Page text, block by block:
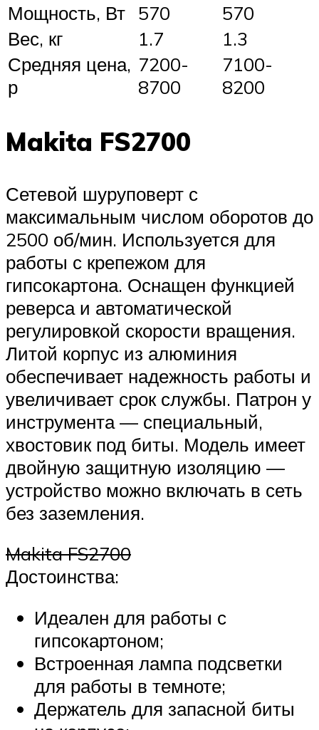
Мощность, Вт 570
570
Вес, кг
1.7
1.3
Средняя цена,
р
7200-
8700
7100-
8200
Makita FS2700
Сетевой шуруповерт с
максимальным числом оборотов до
2500 об/мин. Используется для
работы с крепежом для
гипсокартона. Оснащен функцией
реверса и автоматической
регулировкой скорости вращения.
Литой корпус из алюминия
обеспечивает надежность работы и
увеличивает срок службы. Патрон у
инструмента — специальный,
хвостовик под биты. Модель имеет
двойную защитную изоляцию —
устройство можно включать в сеть
без заземления.
Makita FS2700
Достоинства:
Идеален для работы с
гипсокартоном;
Встроенная лампа подсветки
для работы в темноте;
Держатель для запасной биты